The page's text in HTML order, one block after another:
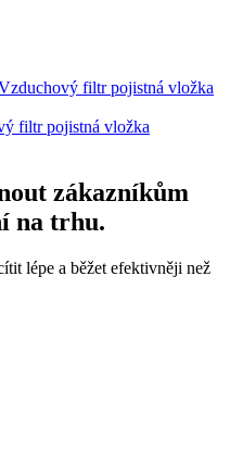
filtr pojistná vložka
filtr pojistná vložka
zákazníkům
na trhu.
lépe a běžet efektivněji než